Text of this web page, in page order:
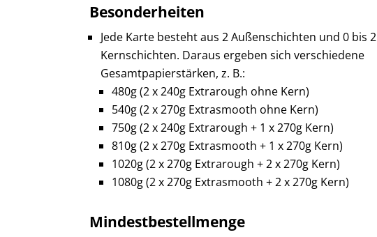
Besonderheiten
Jede Karte besteht aus 2 Außenschichten und 0 bis 2
Kernschichten. Daraus ergeben sich verschiedene
Gesamtpapierstärken, z. B.:
480g (2 x 240g Extrarough ohne Kern)
540g (2 x 270g Extrasmooth ohne Kern)
750g (2 x 240g Extrarough + 1 x 270g Kern)
810g (2 x 270g Extrasmooth + 1 x 270g Kern)
1020g (2 x 270g Extrarough + 2 x 270g Kern)
1080g (2 x 270g Extrasmooth + 2 x 270g Kern)
Mindestbestellmenge